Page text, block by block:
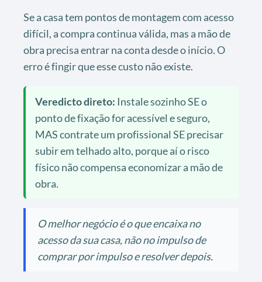
Se a casa tem pontos de montagem com acesso
difícil, a compra continua válida, mas a mão de
obra precisa entrar na conta desde o início. O
erro é fingir que esse custo não existe.
Veredicto direto: Instale sozinho SE o
ponto de fixação for acessível e seguro,
MAS contrate um profissional SE precisar
subir em telhado alto, porque aí o risco
físico não compensa economizar a mão de
obra.
O melhor negócio é o que encaixa no
acesso da sua casa, não no impulso de
comprar por impulso e resolver depois.